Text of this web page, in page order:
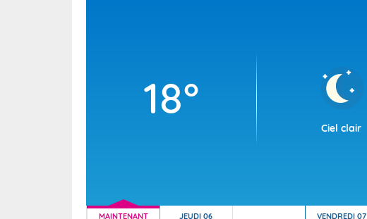
18°
Ciel clair
MAINTENANT JEUDI 06 VENDREDI 07